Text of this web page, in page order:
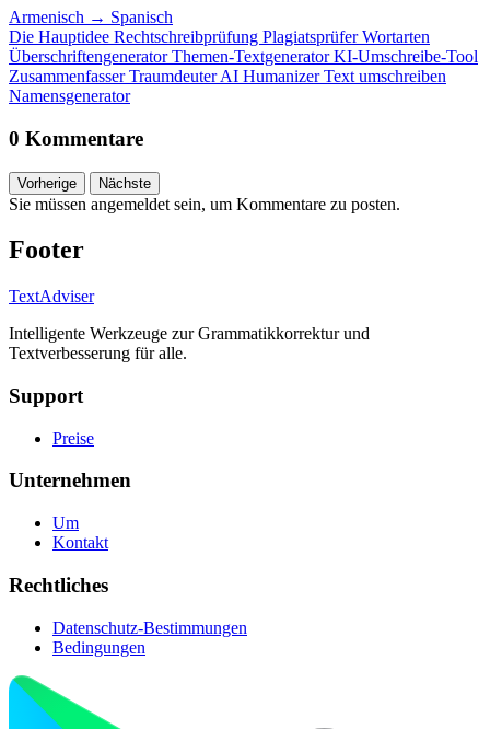
Armenisch → Spanisch
Die Hauptidee Rechtschreibprüfung PlagiatsprüferWortarten
ÜberschriftengeneratorThemen-TextgeneratorKI-Umschreibe-Tool
ZusammenfasserTraumdeuterAI HumanizerText umschreiben
Namensgenerator
0 Kommentare
Vorherige Nächste
Sie müssen angemeldet sein, um Kommentare zu posten.
Footer
TextAdviser
Intelligente Werkzeuge zur Grammatikkorrektur und
Textverbesserung für alle.
Support
Preise
Unternehmen
Um
Kontakt
Rechtliches
Datenschutz-Bestimmungen
Bedingungen